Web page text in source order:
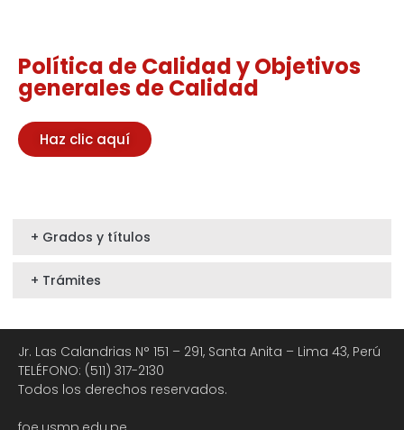
Política de Calidad y Objetivos
generales de Calidad
Haz clic aquí
+ Grados y títulos
+ Trámites
Jr. Las Calandrias N° 151 – 291, Santa Anita – Lima 43, Perú
TELÉFONO: (511) 317-2130
Todos los derechos reservados.